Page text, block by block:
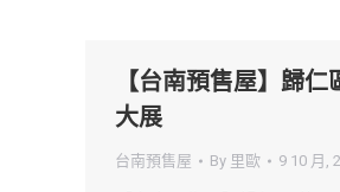
【台南預售屋】歸
大展
台南預售屋 By 里歐 9 10 月,